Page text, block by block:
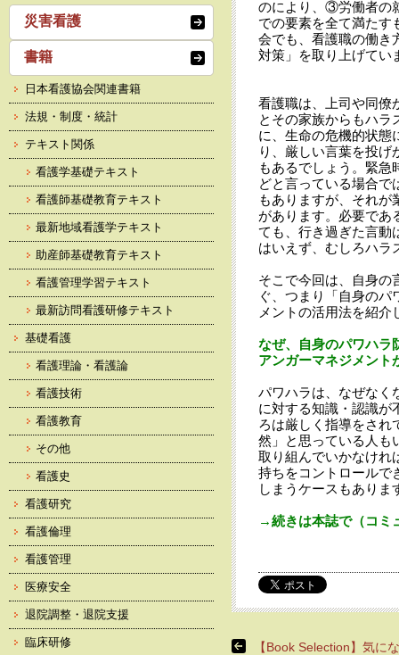
のにより、③労働者の
での要素を全て満たす
会でも、看護職の働き
対策」を取り上げてい
看護職は、上司や同僚
とその家族からもハラ
に、生命の危機的状態
り、厳しい言葉を投
もあるでしょう。緊急
どと言っている場合で
もありますが、それが
があります。必要であ
ても、行き過ぎた言動
はいえず、むしろハラ
そこで今回は、自身の
ぐ、つまり「自身の
メントの活用法を紹介
なぜ、自身のパワハラ
アンガーマネジメント
パワハラは、なぜなく
に対する知識・認識が
ろは厳しく指導をされ
然」と思っている人も
取り組んでいかなけれ
持ちをコントロールで
しまうケースもありま
→続きは本誌で（コミ
【Book Selection】気に
災害看護
書籍
日本看護協会関連書籍
法規・制度・統計
テキスト関係
看護学基礎テキスト
看護師基礎教育テキスト
最新地域看護学テキスト
助産師基礎教育テキスト
看護管理学習テキスト
最新訪問看護研修テキスト
基礎看護
看護理論・看護論
看護技術
看護教育
その他
看護史
看護研究
看護倫理
看護管理
医療安全
退院調整・退院支援
臨床研修